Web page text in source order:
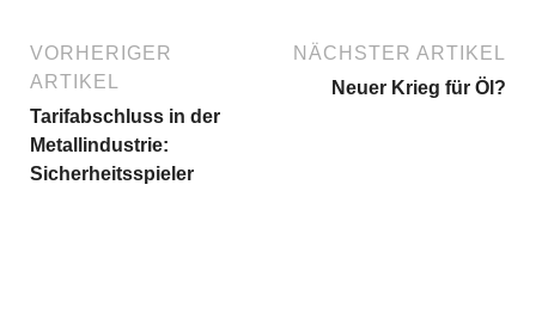
VORHERIGER
ARTIKEL
Tarifabschluss in der
Metallindustrie:
Sicherheitsspieler
NÄCHSTER ARTIKEL
Neuer Krieg für Öl?